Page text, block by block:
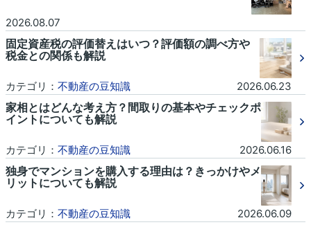
2026.08.07
固定資産税の評価替えはいつ？評価額の調べ方や
税金との関係も解説
カテゴリ： 不動産の豆知識 2026.06.23
家相とはどんな考え方？間取りの基本やチェックポ
イントについても解説
カテゴリ： 不動産の豆知識 2026.06.16
独身でマンションを購入する理由は？きっかけやメ
リットについても解説
カテゴリ： 不動産の豆知識 2026.06.09